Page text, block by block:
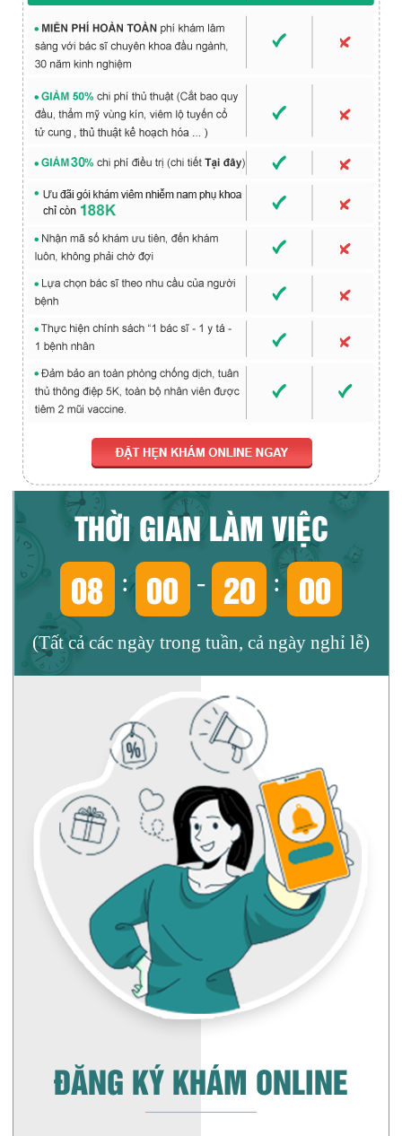
THỜI GIAN LÀM VIỆC
08 : 00 - 20 : 00
(Tất cả các ngày trong tuần, cả ngày nghỉ lễ)
ĐĂNG KÝ KHÁM ONLINE